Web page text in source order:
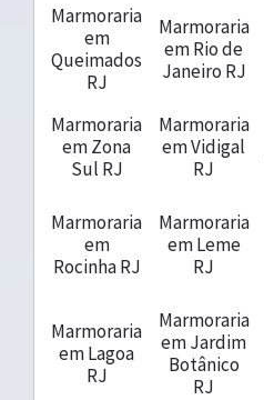
Marmoraria
em
Queimados
RJ
Marmoraria
em Rio de
Janeiro RJ
Marmoraria
em Zona
Sul RJ
Marmoraria
em Vidigal
RJ
Marmoraria
em
Rocinha RJ
Marmoraria
em Leme
RJ
Marmoraria
em Lagoa
RJ
Marmoraria
em Jardim
Botânico
RJ